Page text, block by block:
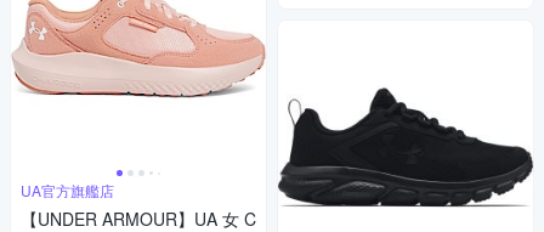
UA官方旗艦店
【UNDER ARMOUR】UA 女 C